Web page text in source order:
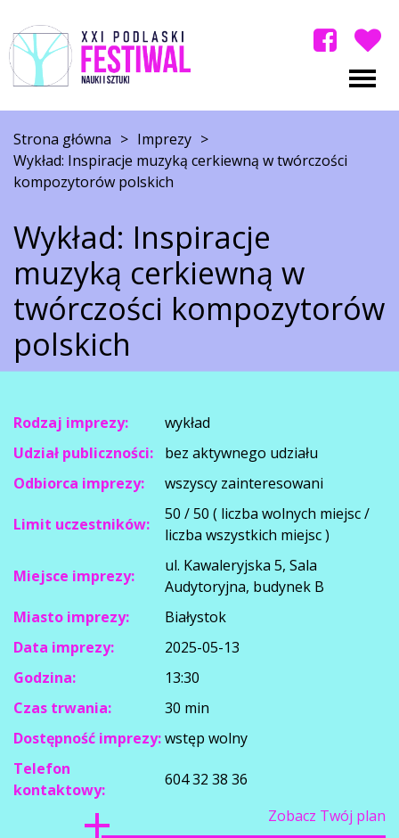
Strona główna > Imprezy >
Wykład: Inspiracje muzyką cerkiewną w twórczości
kompozytorów polskich
Wykład: Inspiracje
muzyką cerkiewną w
twórczości kompozytorów
polskich
Rodzaj imprezy:
wykład
Udział publiczności:
bez aktywnego udziału
Odbiorca imprezy:
wszyscy zainteresowani
Limit uczestników:
50 / 50 ( liczba wolnych miejsc /
liczba wszystkich miejsc )
Miejsce imprezy:
ul. Kawaleryjska 5, Sala
Audytoryjna, budynek B
Miasto imprezy:
Białystok
Data imprezy:
2025-05-13
Godzina:
13:30
Czas trwania:
30 min
Dostępność imprezy:wstęp wolny
Telefon
kontaktowy:
604 32 38 36
Zobacz Twój plan